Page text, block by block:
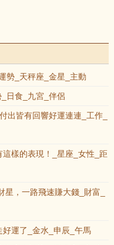
勢_天秤座_金星_主動
日食_九宮_伴侶
出皆有回響好運連連_工作_
樣的表現！_星座_女性_距
，一路飛速賺大錢_財富_
運了_金水_申辰_午馬